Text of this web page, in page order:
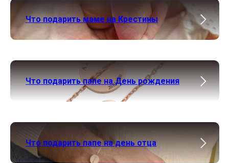
Что подарить маме на Крестины
Что подарить папе на День рождения
Что подарить папе на день отца